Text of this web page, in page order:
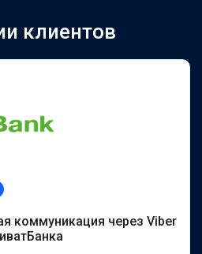
клиентов
коммуникация через Viber